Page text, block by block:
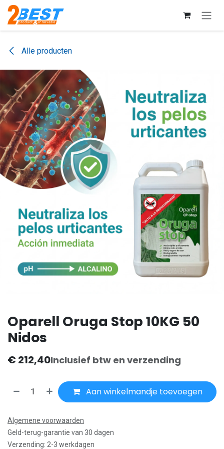
Overslaan naar inhoud
Alle producten
Oparell Oruga Stop 10KG 50
Nidos
€ 212,40Inclusief btw en verzending
Aan winkelmandje toevoegen
Algemene voorwaarden
Geld-terug-garantie van 30 dagen
Verzending: 2-3 werkdagen